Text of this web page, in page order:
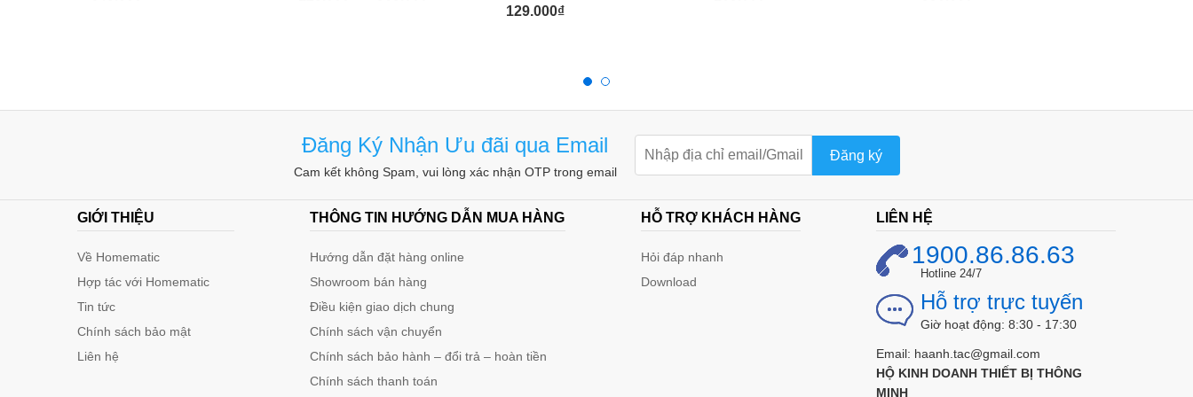
Ứng dụng chạy qua dây điện không, kiểm tra vị trí dây điện bị đứt, kiểm tra bóng đèn hoặc cầu chì…
Kiểm tra không tiếp xúc: >100VAC (khi kiểm tra dây 1 lớp vỏ bọc) / 200-600 VAC
Kiểm tra điện cực/ DCV: 3V-36VDC
129.000₫
Đăng Ký Nhận Ưu đãi qua Email
Cam kết không Spam, vui lòng xác nhận OTP trong email
Đăng ký
GIỚI THIỆU
Về Homematic
Hợp tác với Homematic
Tin tức
Chính sách bảo mật
Liên hệ
THÔNG TIN HƯỚNG DẪN MUA HÀNG
Hướng dẫn đặt hàng online
Showroom bán hàng
Điều kiện giao dịch chung
Chính sách vận chuyển
Chính sách bảo hành – đổi trả – hoàn tiền
Chính sách thanh toán
HỖ TRỢ KHÁCH HÀNG
Hỏi đáp nhanh
Download
LIÊN HỆ
1900.86.86.63
Hotline 24/7
Hỗ trợ trực tuyến
Giờ hoạt động: 8:30 - 17:30
Email: haanh.tac@gmail.com
HỘ KINH DOANH THIẾT BỊ THÔNG
MINH